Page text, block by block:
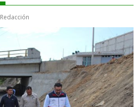
Redacción